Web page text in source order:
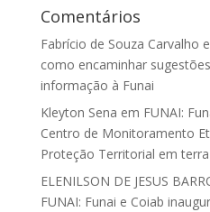
Comentários
Fabrício de Souza Carvalho
como encaminhar
informação à Funai
Kleyton Sena em FUNAI:
Centro de Monitoramento
Proteção Territorial em
ELENILSON DE JESUS
FUNAI: Funai e Coiab